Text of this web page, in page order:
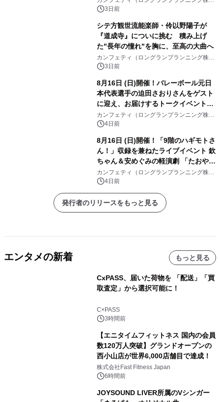
会社）
3日前
シテ方観世流能楽師・伶以野陽子が
『道成寺』についに挑む 積み上げ
た"長年の憧れ"を胸に、至高の大曲へ
カンフェティ（ロングランプランニング株式
会社）
3日前
8月16日 (日)開催！バレーボール元日
本代表選手の迫田さおりさんをゲスト
に迎え、お届けするトークイベント
『第4回 堀口はしのお話の会』チケッ
ト発売中
カンフェティ（ロングランプランニング株式
会社）
4日前
8月16日 (日)開催！「9階のハギモトさ
ん！」収録を兼ねたライブイベント 欽
ちゃん＆安めぐみの軽演劇 「たおやか
な心」 チケット販売中
カンフェティ（ロングランプランニング株式
会社）
4日前
発行者のリリースをもっと見る
エンタメの新着 もっと見る
CxPASS、届いた荷物を 「配送」「買
取査定」から選択可能に！
C×PASS
3時間前
【エニタイムフィットネス 国内の会員
数120万人突破】グランドオープンの
西小山店が世界6,000店舗目で達成！
株式会社Fast Fitness Japan
6時間前
JOYSOUND LIVER所属のVシンガー